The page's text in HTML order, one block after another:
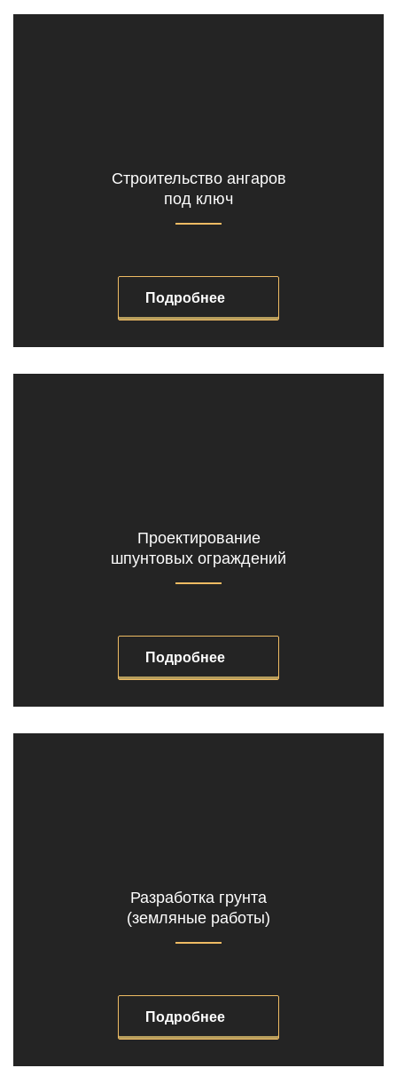
Строительство ангаров
под ключ
Подробнее
Проектирование
шпунтовых ограждений
Подробнее
Разработка грунта
(земляные работы)
Подробнее